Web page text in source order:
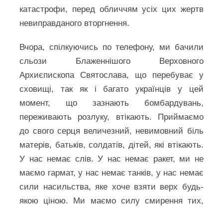
катастрофи, перед обличчям усіх цих жертв
невиправданого вторгнення.
Вчора, спілкуючись по телефону, ми бачили
сльози Блаженнішого Верховного
Архиєпископа Святослава, що перебуває у
сховищі, так як і багато українців у цей
момент, що зазнають бомбардувань,
переживають розлуку, втікають. Приймаємо
до свого серця величезний, невимовний біль
матерів, батьків, солдатів, дітей, які втікають.
У нас немає слів. У нас немає ракет, ми не
маємо гармат, у нас немає танків, у нас немає
сили насильства, яке хоче взяти верх будь-
якою ціною. Ми маємо силу смирення тих,